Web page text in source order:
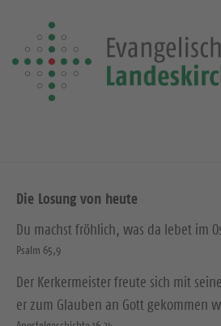
Die Losung von heute
Du machst fröhlich, was da lebet im
Psalm 65,9
Der Kerkermeister freute sich mit
er zum Glauben an Gott gekommen